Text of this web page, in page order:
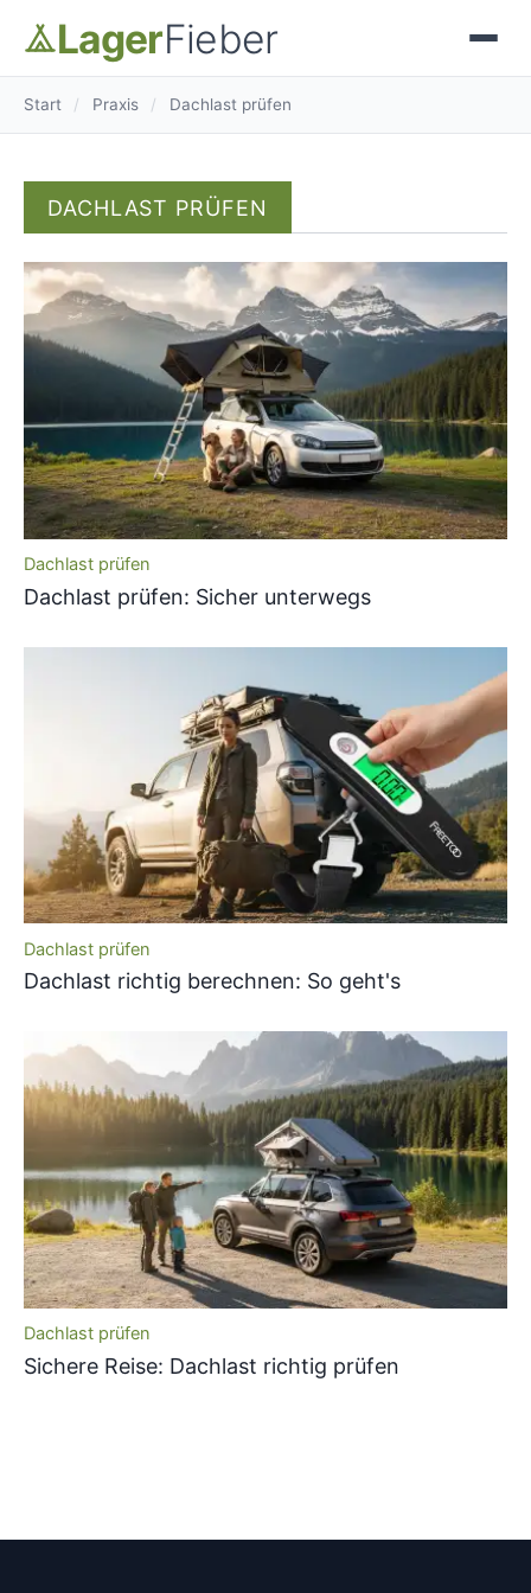
LagerFieber
Start / Praxis / Dachlast prüfen
DACHLAST PRÜFEN
Dachlast prüfen
Dachlast prüfen: Sicher unterwegs
Dachlast prüfen
Dachlast richtig berechnen: So geht's
Dachlast prüfen
Sichere Reise: Dachlast richtig prüfen